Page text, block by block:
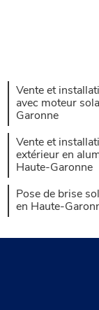
Vente et
avec moteur
Garonne
Vente et
extérieur en
Haute-Garonne
Pose de brise
en Haute-